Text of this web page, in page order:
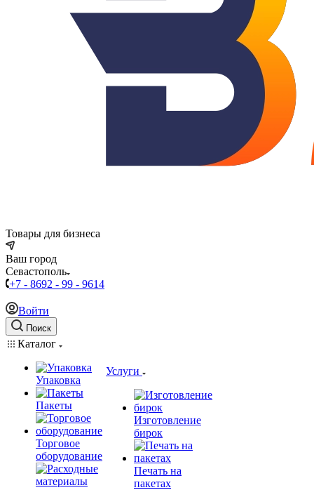
Товары для бизнеса
Ваш город
Севастополь
+7 - 8692 - 99 - 9614
Войти
Поиск
Каталог
Упаковка
Пакеты
Торговое
оборудование
Услуги
Изготовление
бирок
Печать на
пакетах